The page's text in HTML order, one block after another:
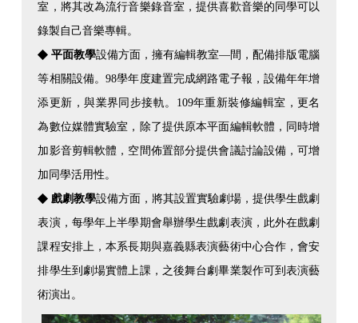
室，將其改為流行音樂錄音室，提供喜歡音樂的同學可以
錄製自己音樂專輯。
◆ 平面教學設備方面，擁有編輯教室—間，配備排版電腦
等相關設備。98學年度建置完成網路電子報，設備年年增
添更新，與業界同步接軌。109年重新裝修編輯室，更名
為數位媒體實驗室，除了提供原本平面編輯軟體，同時增
加影音剪輯軟體，空間佈置部分提供會議討論設備，可增
加同學活用性。
◆ 戲劇教學設備方面，將其設置實驗劇場，提供學生戲劇
表演，每學年上半學期會舉辦學生戲劇表演，此外在戲劇
課程安排上，本系長期與嘉義縣表演藝術中心合作，會安
排學生到劇場實體上課，之後舞台劇畢業製作可到表演藝
術演出。